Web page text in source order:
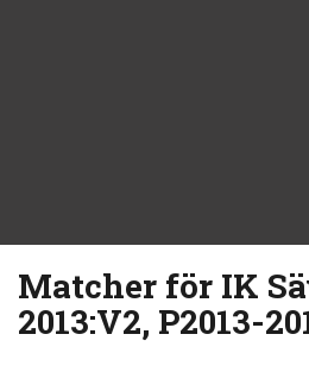
Matcher för IK
2013:V2, P2013-